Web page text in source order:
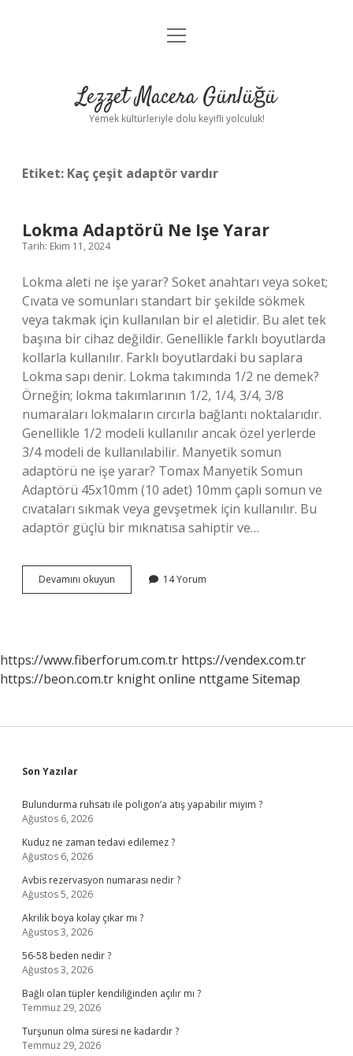
Anasayfa
Yasal Uyarı
menüyü
Lezzet Macera Günlüğü
Yemek kültürleriyle dolu keyifli yolculuk!
Etiket: Kaç çeşit adaptör vardır
Lokma Adaptörü Ne Işe Yarar
Tarih: Ekim 11, 2024
Lokma aleti ne işe yarar? Soket anahtarı veya soket;
Cıvata ve somunları standart bir şekilde sökmek
veya takmak için kullanılan bir el aletidir. Bu alet tek
başına bir cihaz değildir. Genellikle farklı boyutlarda
kollarla kullanılır. Farklı boyutlardaki bu saplara
Lokma sapı denir. Lokma takımında 1/2 ne demek?
Örneğin; lokma takımlarının 1/2, 1/4, 3/4, 3/8
numaraları lokmaların cırcırla bağlantı noktalarıdır.
Genellikle 1/2 modeli kullanılır ancak özel yerlerde
3/4 modeli de kullanılabilir. Manyetik somun
adaptörü ne işe yarar? Tomax Manyetik Somun
Adaptörü 45x10mm (10 adet) 10mm çaplı somun ve
cıvataları sıkmak veya gevşetmek için kullanılır. Bu
adaptör güçlü bir mıknatısa sahiptir ve…
Devamını okuyun
Adaptörü
14 Yorum
https://www.fiberforum.com.tr https://vendex.com.tr
https://beon.com.tr knight online nttgame Sitemap
Sidebar
Son Yazılar
Bulundurma ruhsatı ile poligon’a atış yapabilir miyim ?
Ağustos 6, 2026
Kuduz ne zaman tedavi edilemez ?
Ağustos 6, 2026
Avbis rezervasyon numarası nedir ?
Ağustos 5, 2026
Akrilik boya kolay çıkar mı ?
Ağustos 3, 2026
56-58 beden nedir ?
Ağustos 3, 2026
Bağlı olan tüpler kendiliğinden açılır mı ?
Temmuz 29, 2026
Turşunun olma süresi ne kadardır ?
Temmuz 29, 2026